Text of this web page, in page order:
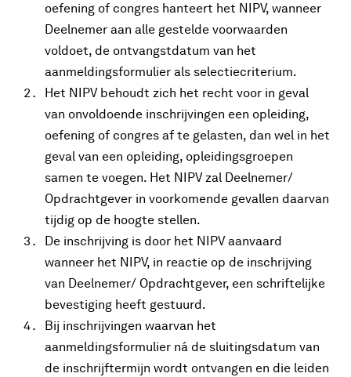
oefening of congres hanteert het NIPV, wanneer
Deelnemer aan alle gestelde voorwaarden
voldoet, de ontvangstdatum van het
aanmeldingsformulier als selectiecriterium.
Het NIPV behoudt zich het recht voor in geval
van onvoldoende inschrijvingen een opleiding,
oefening of congres af te gelasten, dan wel in het
geval van een opleiding, opleidingsgroepen
samen te voegen. Het NIPV zal Deelnemer/
Opdrachtgever in voorkomende gevallen daarvan
tijdig op de hoogte stellen.
De inschrijving is door het NIPV aanvaard
wanneer het NIPV, in reactie op de inschrijving
van Deelnemer/ Opdrachtgever, een schriftelijke
bevestiging heeft gestuurd.
Bij inschrijvingen waarvan het
aanmeldingsformulier ná de sluitingsdatum van
de inschrijftermijn wordt ontvangen en die leiden